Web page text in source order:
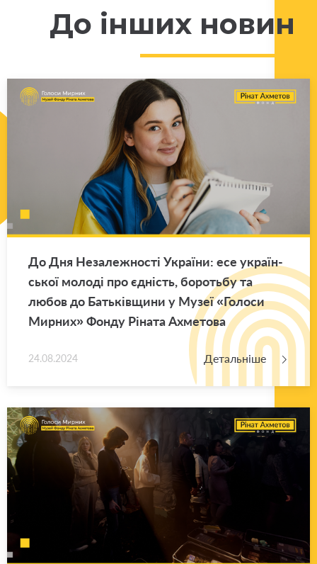
До інших новин
До Дня Не­за­ле­жно­сті Укра­ї­ни: есе укра­їн­
ської мо­ло­ді про єд­ність, бо­роть­бу та
любов до Ба­тьків­щи­ни у Музеї «Го­ло­си
Мир­них» Фонду Рі­на­та Ахме­то­ва
24.08.2024 Детальніше